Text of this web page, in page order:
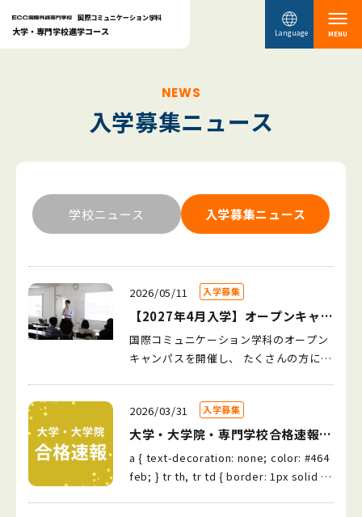
国際コミュニケーション学科
大学・専門学校進学コース Language MENU
NEWS
入学募集ニュース
学校ニュース 入学募集ニュース
2026/05/11 入学募集
【2027年4月入学】オープンキャン
パスを開催しました！
国際コミュニケーション学科のオープン
キャンパスを開催し、 たくさんの方にご
の内容や学費・入試についてわかりやす
く説明させていただきます。 今回、大和
大学に進学した卒業生も参加して、リア
ルな体験談や、アドバイスや応援メッセ
ージもいただきました✨ 日本の大学・
専門学校への進学を、先生が一人ひとり
2026/03/31 入学募集
大学・大学院・専門学校合格速報
（2月時点）
a { text-decoration: none; color: #464
feb; } tr th, tr td { border: 1px solid #